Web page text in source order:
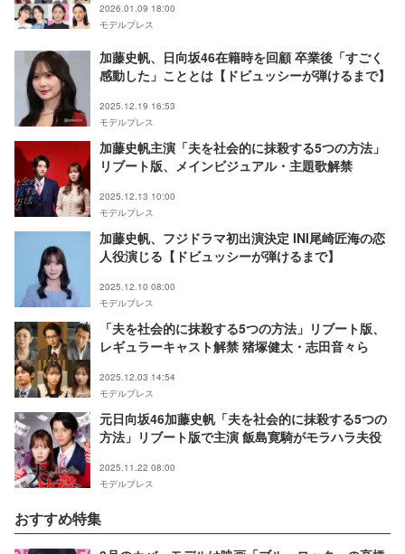
2026.01.09 18:00
モデルプレス
加藤史帆、日向坂46在籍時を回顧 卒業後「すごく
感動した」こととは【ドビュッシーが弾けるまで】
2025.12.19 16:53
モデルプレス
加藤史帆主演「夫を社会的に抹殺する5つの方法」
リブート版、メインビジュアル・主題歌解禁
2025.12.13 10:00
モデルプレス
加藤史帆、フジドラマ初出演決定 INI尾崎匠海の恋
人役演じる【ドビュッシーが弾けるまで】
2025.12.10 08:00
モデルプレス
「夫を社会的に抹殺する5つの方法」リブート版、
レギュラーキャスト解禁 猪塚健太・志田音々ら
2025.12.03 14:54
モデルプレス
元日向坂46加藤史帆「夫を社会的に抹殺する5つの
方法」リブート版で主演 飯島寛騎がモラハラ夫役
2025.11.22 08:00
モデルプレス
おすすめ特集